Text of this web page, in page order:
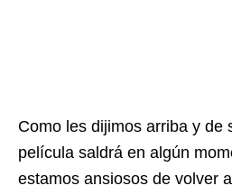
Como les dijimos arriba y de
película saldrá en algún
estamos ansiosos de volver